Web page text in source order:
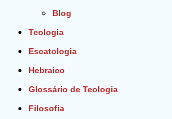
Blog
Teologia
Escatologia
Hebraico
Glossário de Teologia
Filosofia